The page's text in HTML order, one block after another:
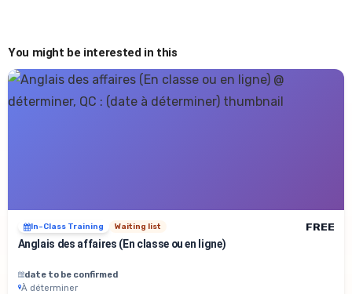
You might be interested in this
In-Class Training Waiting list
FREE
Anglais des affaires (En classe ou en ligne)
date to be confirmed
À déterminer